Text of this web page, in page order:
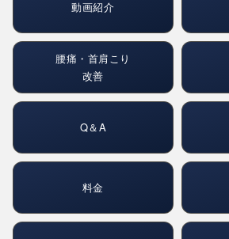
動画紹介
腰痛・首肩こり
改善
Q＆A
料金